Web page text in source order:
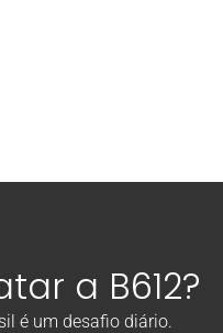
a B612?
é um desafio diário.